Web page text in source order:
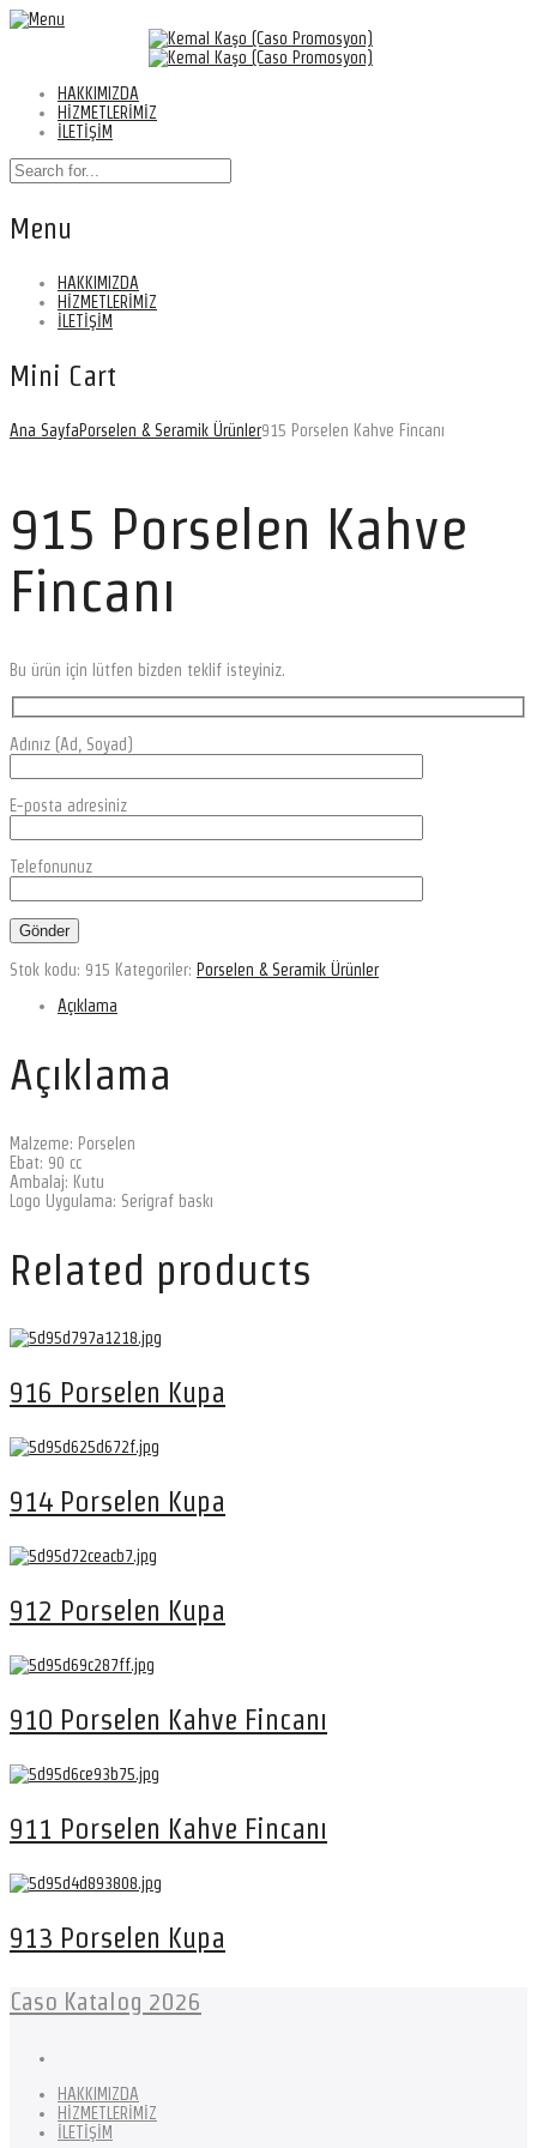
HAKKIMIZDA
HİZMETLERİMİZ
İLETİŞİM
Menu
HAKKIMIZDA
HİZMETLERİMİZ
İLETİŞİM
Mini Cart
Ana SayfaPorselen & Seramik Ürünler915 Porselen Kahve Fincanı
915 Porselen Kahve
Fincanı
Bu ürün için lütfen bizden teklif isteyiniz.
Adınız (Ad, Soyad)
E-posta adresiniz
Telefonunuz
Stok kodu: 915 Kategoriler: Porselen & Seramik Ürünler
Açıklama
Açıklama
Malzeme: Porselen
Ebat: 90 cc
Ambalaj: Kutu
Logo Uygulama: Serigraf baskı
Related products
916 Porselen Kupa
914 Porselen Kupa
912 Porselen Kupa
910 Porselen Kahve Fincanı
911 Porselen Kahve Fincanı
913 Porselen Kupa
Caso Katalog 2026
HAKKIMIZDA
HİZMETLERİMİZ
İLETİŞİM